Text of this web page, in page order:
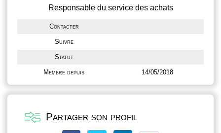
Responsable du service des achats
Contacter
Suivre
Statut
Membre depuis 14/05/2018
Partager son profil